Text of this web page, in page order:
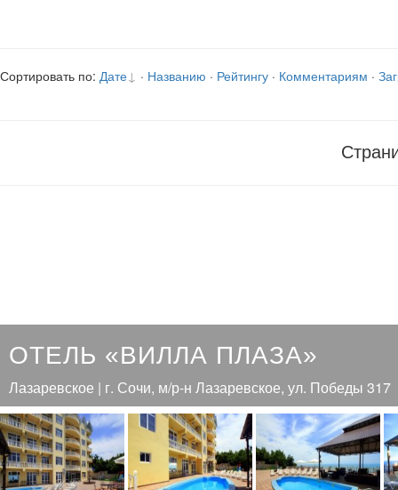
Сортировать по: Дате · Названию · Рейтингу · Комментариям ·
ОТЕЛЬ «ВИЛЛА ПЛАЗА»
Лазаревское | г. Сочи, м/р-н Лазаревское, ул. Победы 317